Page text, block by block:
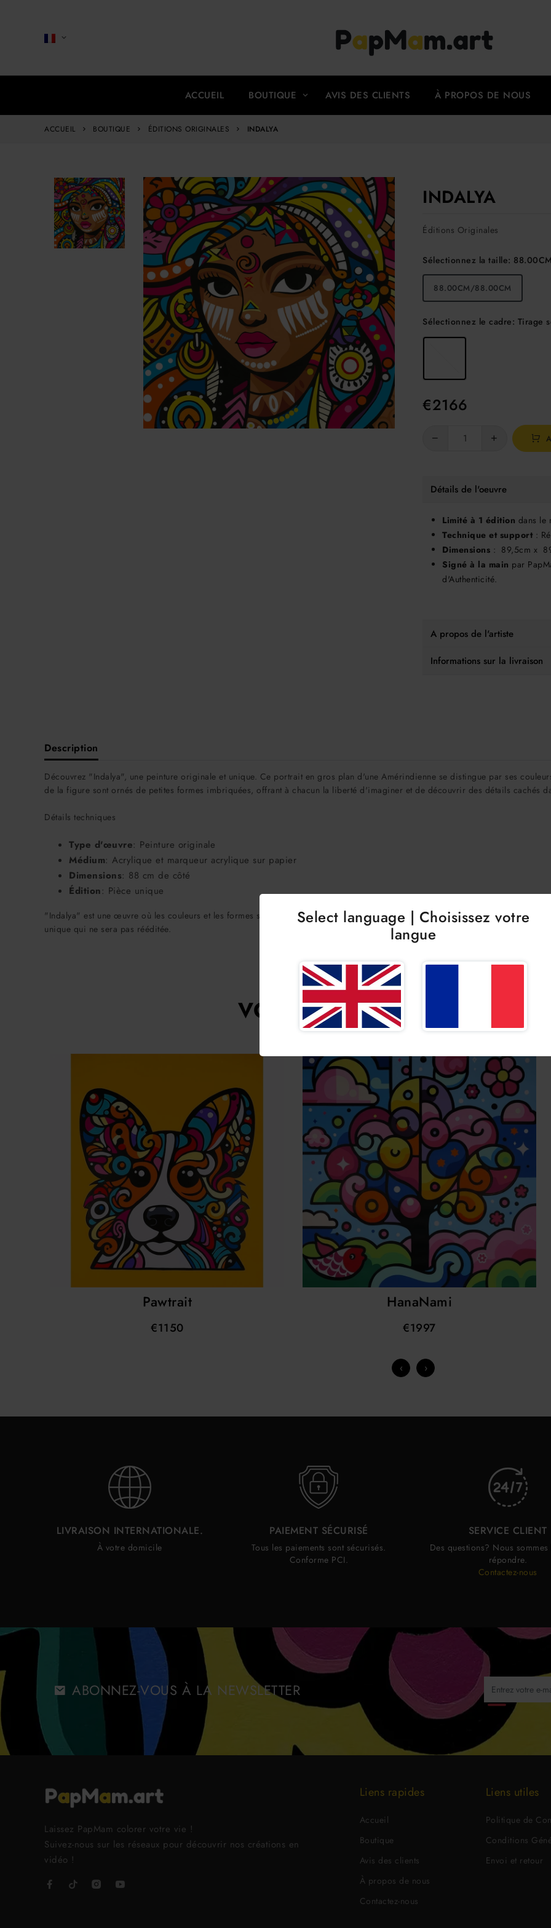
ACCUEIL BOUTIQUE (CURRENT)AVIS DES CLIENTS À PROPOS DE NOUS
ACCUEIL BOUTIQUE ÉDITIONS ORIGINALES INDALYA
INDALYA
Éditions Originales
Sélectionnez la taille:
88.00CM/88.00CM
Sélectionnez le cadre: Tirage
€2166
Détails de l'oeuvre
Limité à 1 édition dans le
Technique et support :
Dimensions : 89,5cm x
Signé à la main par
d'Authenticité.
A propos de l'artiste
Informations sur la livraison
Description
Découvrez "Indalya", une peinture originale et unique. Ce portrait en gros plan d'une Amérindienne se distingue par ses
de la figure sont ornés de petites formes imbriquées, offrant à chacun la liberté d'imaginer et de découvrir des détails cachés
Détails techniques
Type d'œuvre: Peinture originale
Médium: Acrylique et marqueur acrylique sur papier
Dimensions: 88 cm de côté
Édition: Pièce unique
"Indalya" est une œuvre où les couleurs et les formes se mêlent pour créer une composition unique et inspirante,
unique qui ne sera pas rééditée.
VOUS AIMEREZ PEUT-ÊTRE
Pawtrait
€1150
HanaNami
€1997
‹ ›
LIVRAISON INTERNATIONALE.
À votre domicile
PAIEMENT SÉCURISÉ
Tous les paiements sont sécurisés.
Conforme PCI.
SERVICE CLIENT
Des questions? Nous
répondre.
Contactez-nous
ABONNEZ-VOUS À LA NEWSLETTER
Laissez PapMam colorer votre vie !
Suivez-nous sur les réseaux pour découvrir nos créations en
vidéo !
Liens rapides
Accueil
Boutique
Avis des clients
À propos de nous
Contactez-nous
Liens utiles
Politique de
Conditions
Envoi et retour
Select language | Choisissez votre
langue